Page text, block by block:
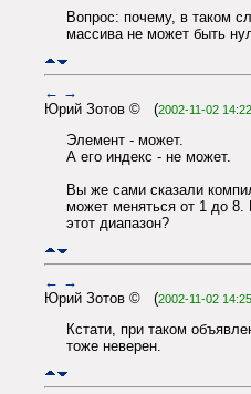
Вопрос: почему, в таком
массива не может быть
← →
Юрий Зотов © (2002-11-02 14:22
Элемент - может.
А его индекс - не может.
Вы же сами сказали
может меняться от 1 до 8.
этот диапазон?
← →
Юрий Зотов © (2002-11-02 14:25
Кстати, при таком
тоже неверен.